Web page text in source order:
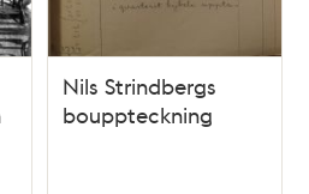
Nils Strindbergs
bouppteckning